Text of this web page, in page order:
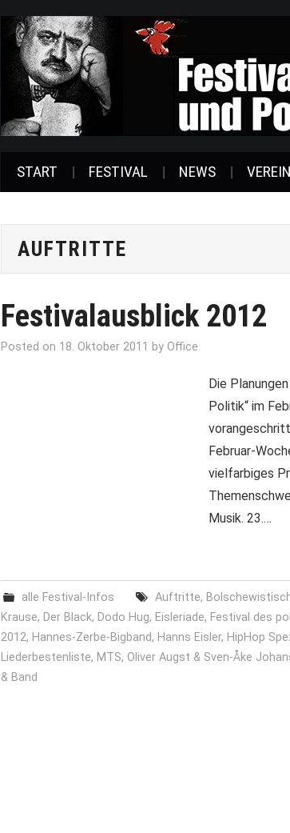
START FESTIVAL NEWS VEREIN
AUFTRITTE
Festivalausblick 2012
Posted on 18. Oktober 2011 by Office
Die
Politik“ im
Februar-
vielfarbiges
Musik. 23.…
alle Festival-Infos Auftritte,
Krause, Der Black, Dodo Hug, Eisleriade, Festival des
2012, Hannes-Zerbe-Bigband, Hanns Eisler, HipHop
Liederbestenliste, MTS, Oliver Augst & Sven-Åke
& Band